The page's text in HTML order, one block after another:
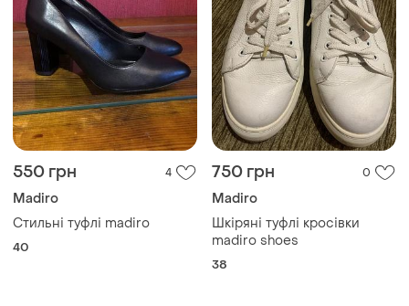
550 грн 4
Madiro
Стильні туфлі madiro
40
750 грн 0
Madiro
Шкіряні туфлі кросівки
madiro shoes
38